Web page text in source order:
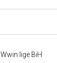
lige BiH